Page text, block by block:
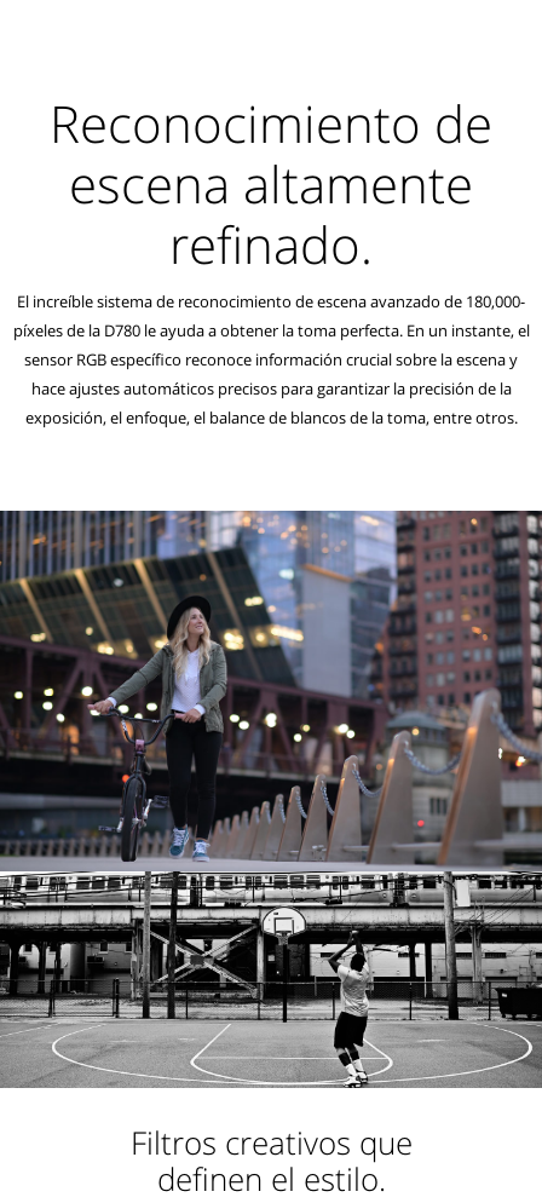
Reconocimiento de
escena altamente
refinado.
El increíble sistema de reconocimiento de escena avanzado de 180,000-
píxeles de la D780 le ayuda a obtener la toma perfecta. En un instante, el
sensor RGB específico reconoce información crucial sobre la escena y
hace ajustes automáticos precisos para garantizar la precisión de la
exposición, el enfoque, el balance de blancos de la toma, entre otros.
Filtros creativos que
definen el estilo.